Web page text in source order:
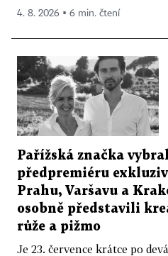
4. 8. 2026 ▪ 6 min. čtení
Pařížská značka
předpremiéru
Prahu, Varšavu a
osobně představili
růže a pižmo
Je 23. července krátce po